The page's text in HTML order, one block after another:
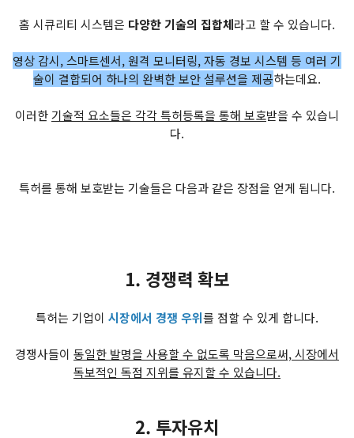
홈 시큐리티 시스템은 다양한 기술의 집합체라고 할 수 있습니다.
영상 감시, 스마트센서, 원격 모니터링, 자동 경보 시스템 등 여러 기
술이 결합되어 하나의 완벽한 보안 설루션을 제공하는데요.
이러한기술적 요소들은 각각 특허등록을 통해 보호받을 수 있습니
다.
특허를 통해 보호받는 기술들은 다음과 같은 장점을 얻게 됩니다.
1. 경쟁력 확보
특허는 기업이 시장에서 경쟁 우위를 점할 수 있게 합니다.
경쟁사들이 동일한 발명을 사용할 수 없도록 막음으로써, 시장에서
독보적인 독점 지위를 유지할 수 있습니다.
2. 투자유치